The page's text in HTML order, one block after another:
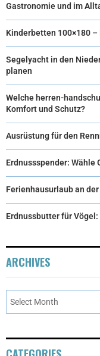
Gastronomie und im
Kinderbetten 100×180
Segelyacht in den
planen
Welche herren-
Komfort und Schutz?
Ausrüstung für den
Erdnussspender:
Ferienhausurlaub an
Erdnussbutter für
ARCHIVES